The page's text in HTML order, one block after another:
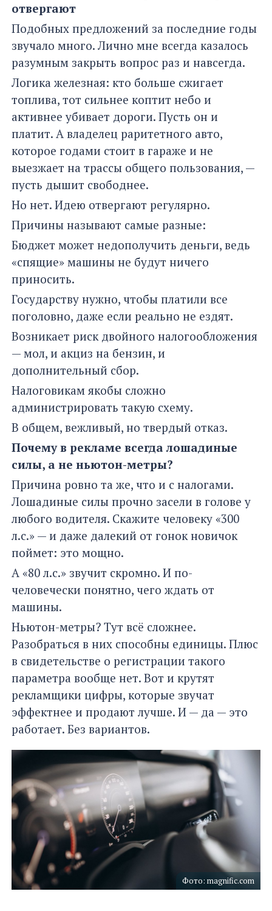
отвергают
Подобных предложений за последние годы
звучало много. Лично мне всегда казалось
разумным закрыть вопрос раз и навсегда.
Логика железная: кто больше сжигает
топлива, тот сильнее коптит небо и
активнее убивает дороги. Пусть он и
платит. А владелец раритетного авто,
которое годами стоит в гараже и не
выезжает на трассы общего пользования, —
пусть дышит свободнее.
Но нет. Идею отвергают регулярно.
Причины называют самые разные:
Бюджет может недополучить деньги, ведь
«спящие» машины не будут ничего
приносить.
Государству нужно, чтобы платили все
поголовно, даже если реально не ездят.
Возникает риск двойного налогообложения
— мол, и акциз на бензин, и
дополнительный сбор.
Налоговикам якобы сложно
администрировать такую схему.
В общем, вежливый, но твердый отказ.
Почему в рекламе всегда лошадиные
силы, а не ньютон-метры?
Причина ровно та же, что и с налогами.
Лошадиные силы прочно засели в голове у
любого водителя. Скажите человеку «300
л.с.» — и даже далекий от гонок новичок
поймет: это мощно.
А «80 л.с.» звучит скромно. И по-
человечески понятно, чего ждать от
машины.
Ньютон-метры? Тут всё сложнее.
Разобраться в них способны единицы. Плюс
в свидетельстве о регистрации такого
параметра вообще нет. Вот и крутят
рекламщики цифры, которые звучат
эффектнее и продают лучше. И — да — это
работает. Без вариантов.
Фото: magnific.com